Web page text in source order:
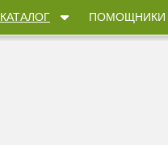
КАТАЛОГ ПОМОЩНИКИ